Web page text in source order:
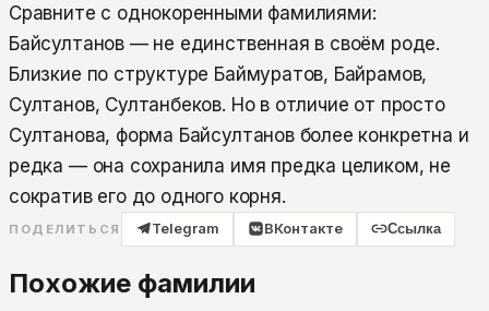
Сравните с однокоренными фамилиями:
Байсултанов — не единственная в своём роде.
Близкие по структуре Баймуратов, Байрамов,
Султанов, Султанбеков. Но в отличие от просто
Султанова, форма Байсултанов более конкретна и
редка — она сохранила имя предка целиком, не
сократив его до одного корня.
ПОДЕЛИТЬСЯ Telegram ВКонтакте Ссылка
Похожие фамилии